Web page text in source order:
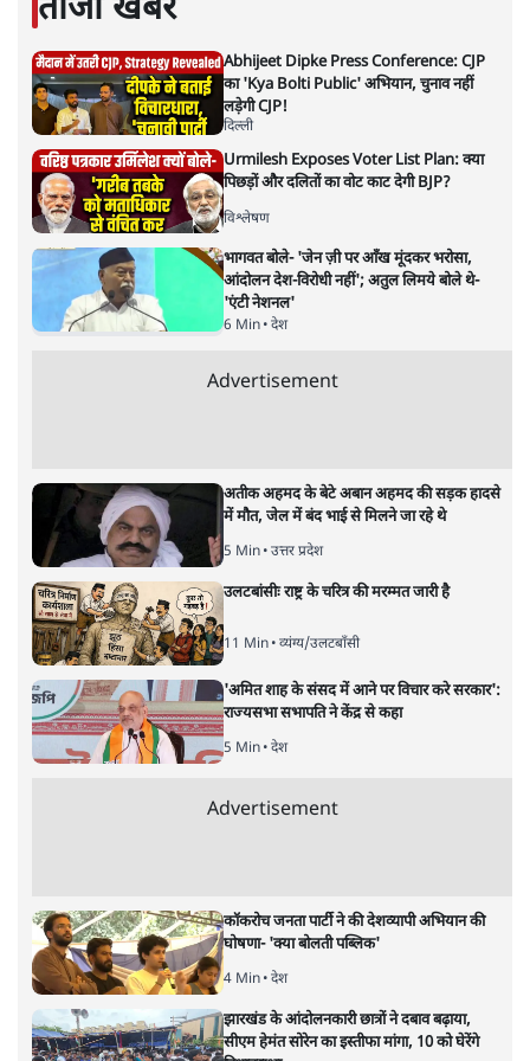
वंदिता मिश्राकी और स्टोरी पढ़ें
नरोत्तम मिश्रा के इनकार के बाद
शिवराज ने पुलिस कमिश्नर सिस्टम क्यों
लागू किया?
21 NOV, 2021
संजीव श्रीवास्तव
सिंह ने पुलिस कमिश्नर सिस्टम लागू क्यों किया?